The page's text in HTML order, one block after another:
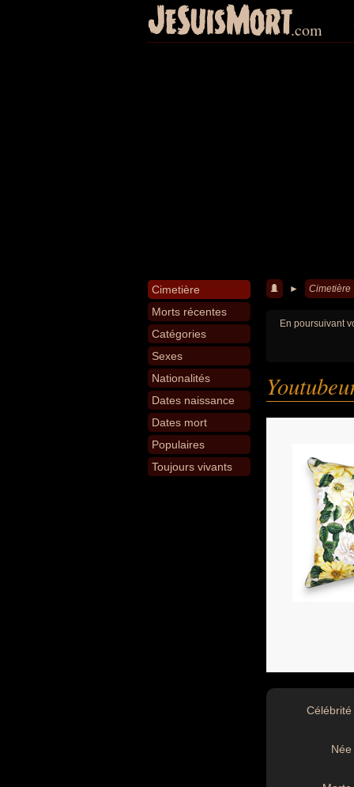
JeSuisMort.com
Cimetière
Morts récentes
Catégories
Sexes
Nationalités
Dates naissance
Dates mort
Populaires
Toujours vivants
► Cimetière
En poursuivant
Célébrité
Née